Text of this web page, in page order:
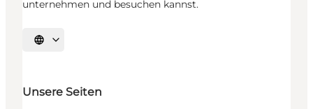
unternehmen und besuchen kannst.
Sprache auswählen
Unsere Seiten